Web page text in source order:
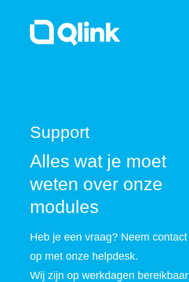
Support
Alles wat je moet
weten over onze
modules
Heb je een vraag? Neem contact
op met onze helpdesk.
Wij zijn op werkdagen bereikbaar